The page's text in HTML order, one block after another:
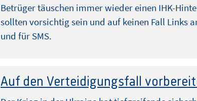
Betrüger täuschen immer wieder einen IHK-
sollten vorsichtig sein und auf keinen Fall Links
und für SMS.
Auf den Verteidigungsfall